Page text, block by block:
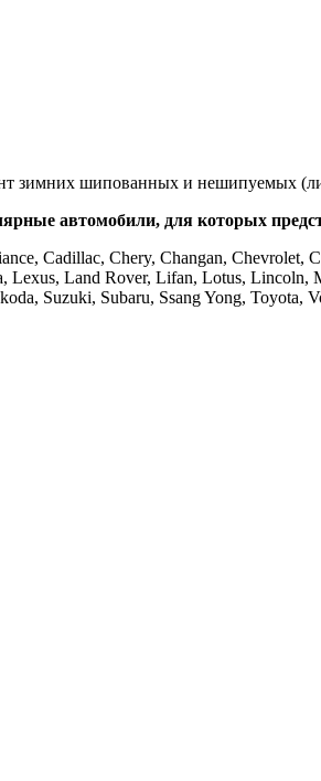
зимних шипованных и нешипуемых
автомобили, для которых
Cadillac, Chery, Changan, Chevrolet,
Land Rover, Lifan, Lotus,
Suzuki, Subaru, Ssang Yong,